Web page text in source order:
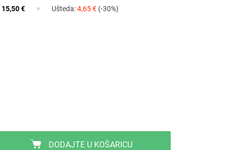
15,50 € Ušteda:4,65 € (-30%)
DODAJTE U KOŠARICU